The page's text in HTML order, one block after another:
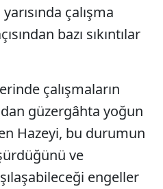
çalışma
bazı sıkıntılar
çalışmaların
güzergâhta yoğun
Hazeyi, bu durumun
ve
engeller